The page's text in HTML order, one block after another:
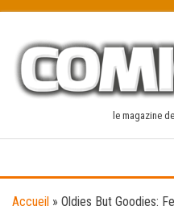
content
le magazine
Accueil » Oldies But Goodies: